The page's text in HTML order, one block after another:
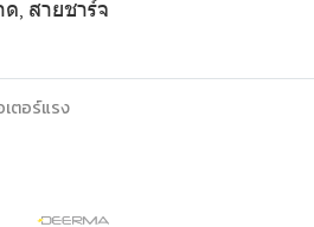
, สายชาร์จ
เตอร์แรง